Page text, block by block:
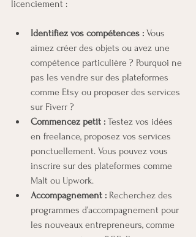
licenciement :
Identifiez vos compétences : Vous
aimez créer des objets ou avez une
compétence particulière ? Pourquoi ne
pas les vendre sur des plateformes
comme Etsy ou proposer des services
sur Fiverr ?
Commencez petit : Testez vos idées
en freelance, proposez vos services
ponctuellement. Vous pouvez vous
inscrire sur des plateformes comme
Malt ou Upwork.
Accompagnement : Recherchez des
programmes d’accompagnement pour
les nouveaux entrepreneurs, comme